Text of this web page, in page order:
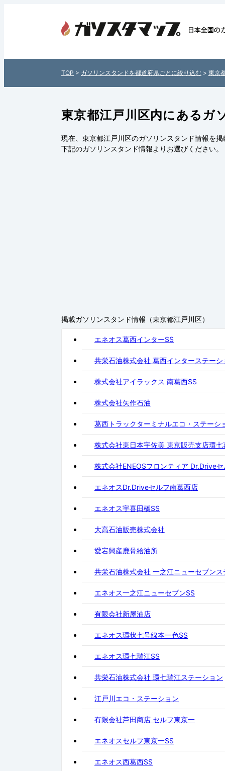
全国各地のガソリンスタンドを
介！日本全国のガソリンスタン
ソスタマップ」
TOP > ガソリンスタンドを都道府県ごとに絞り込む > 東京
東京都江戸川区内にあるガ
現在、東京都江戸川区のガソリンスタンド情報を掲
下記のガソリンスタンド情報よりお選びください。
掲載ガソリンスタンド情報（東京都江戸川区）
エネオス葛西インターSS
共栄石油株式会社 葛西インターステーシ
株式会社アイラックス 南葛西SS
株式会社矢作石油
葛西トラックターミナルエコ・ステーシ
株式会社東日本宇佐美 東京販売支店環七
株式会社ENEOSフロンティア Dr.Drive
エネオスDr.Driveセルフ南葛西店
エネオス宇喜田橋SS
大高石油販売株式会社
愛宕興産鹿骨給油所
共栄石油株式会社 一之江ニューセブンス
エネオス一之江ニューセブンSS
有限会社新屋油店
エネオス環状七号線本一色SS
エネオス環七瑞江SS
共栄石油株式会社 環七瑞江ステーション
江戸川エコ・ステーション
有限会社芦田商店 セルフ東京一
エネオスセルフ東京一SS
エネオス西葛西SS